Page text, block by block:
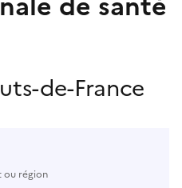
de-France
ou région